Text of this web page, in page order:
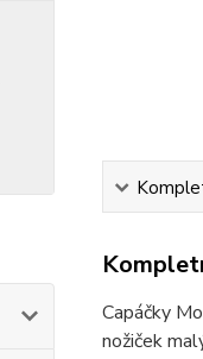
Capáčky
nožiček